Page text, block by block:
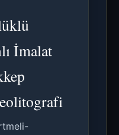
İmalat